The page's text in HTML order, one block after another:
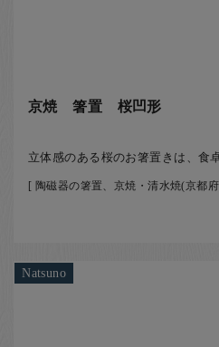
京焼 箸置 桜凹形
立体感のある桜のお箸置きは、食
[ 陶磁器の箸置、京焼・清水焼(京都
Natsuno